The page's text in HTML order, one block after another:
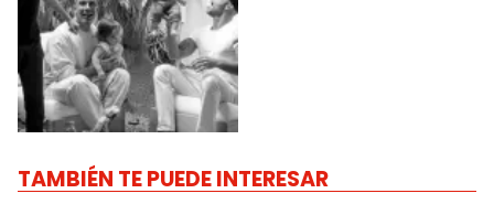
TAMBIÉN TE PUEDE INTERESAR